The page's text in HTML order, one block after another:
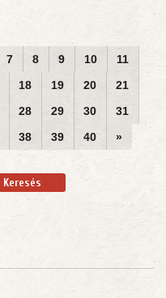
7 8 9 10
11
18 19 20
21
28 29 30
31
38 39 40 »